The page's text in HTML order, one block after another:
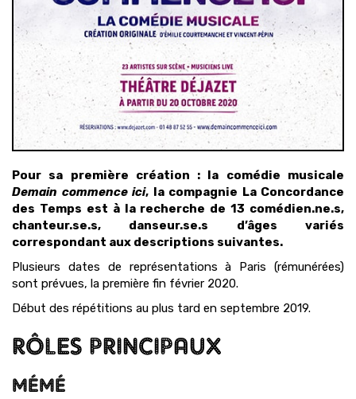
Pour sa première création : la comédie musicale
Demain commence ici, la compagnie La Concordance
des Temps est à la recherche de 13 comédien.ne.s,
chanteur.se.s, danseur.se.s d’âges variés
correspondant aux descriptions suivantes.
Plusieurs dates de représentations à Paris (rémunérées)
sont prévues, la première fin février 2020.
Début des répétitions au plus tard en septembre 2019.
RÔLES PRINCIPAUX
MÉMÉ